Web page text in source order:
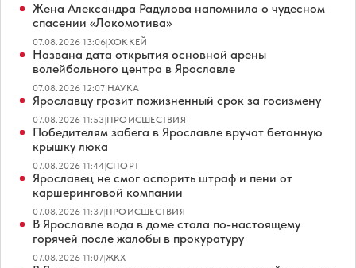
Жена Александра Радулова напомнила о чудесном
спасении «Локомотива»
07.08.2026 13:06|ХОККЕЙ
Названа дата открытия основной арены
волейбольного центра в Ярославле
07.08.2026 12:07|НАУКА
Ярославцу грозит пожизненный срок за госизмену
07.08.2026 11:53|ПРОИСШЕСТВИЯ
Победителям забега в Ярославле вручат бетонную
крышку люка
07.08.2026 11:44|СПОРТ
Ярославец не смог оспорить штраф и пени от
каршеринговой компании
07.08.2026 11:37|ПРОИСШЕСТВИЯ
В Ярославле вода в доме стала по-настоящему
горячей после жалобы в прокуратуру
07.08.2026 11:07|ЖКХ